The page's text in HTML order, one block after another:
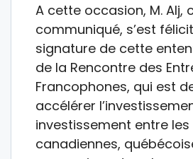
A cette occasion, M. Alj,
communiqué, s’est
signature de cette
de la Rencontre des
Francophones, qui est
accélérer
investissement entre
canadiennes,